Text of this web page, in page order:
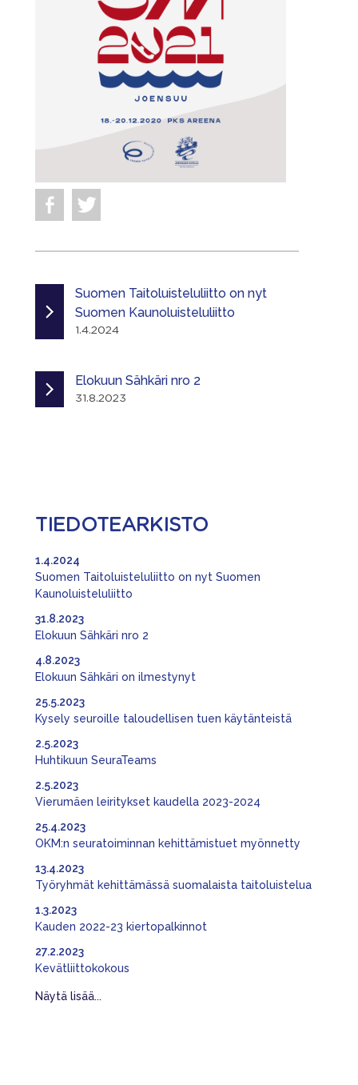
Suomen Taitoluisteluliitto on nyt
Suomen Kaunoluisteluliitto
1.4.2024
Elokuun Sähkäri nro 2
31.8.2023
TIEDOTEARKISTO
Suomen Taitoluisteluliitto on nyt Suomen
Kaunoluisteluliitto
1.4.2024
Elokuun Sähkäri nro 2
31.8.2023
Elokuun Sähkäri on ilmestynyt
4.8.2023
Kysely seuroille taloudellisen tuen käytänteistä
25.5.2023
Huhtikuun SeuraTeams
2.5.2023
Vierumäen leiritykset kaudella 2023-2024
2.5.2023
OKM:n seuratoiminnan kehittämistuet myönnetty
25.4.2023
Työryhmät kehittämässä suomalaista taitoluistelua
13.4.2023
Kauden 2022-23 kiertopalkinnot
1.3.2023
Kevätliittokokous
27.2.2023
Näytä lisää...